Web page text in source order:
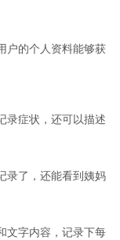
户的个人资料能够获
录症状，还可以描述
录了，还能看到姨妈
文字内容，记录下每